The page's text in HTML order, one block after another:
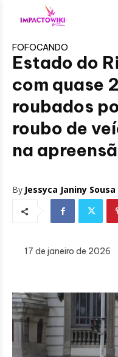
FOFOCANDO
Estado do
com quase
roubados
roubo de
na
By Jessyca Janiny Sousa
17 de janeiro de 2026